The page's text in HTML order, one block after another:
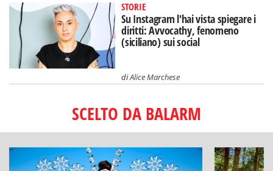
STORIE
Su Instagram l'hai vista spiegare i
diritti: Avvocathy, fenomeno
(siciliano) sui social
diAlice Marchese
SCELTO DA BALARM